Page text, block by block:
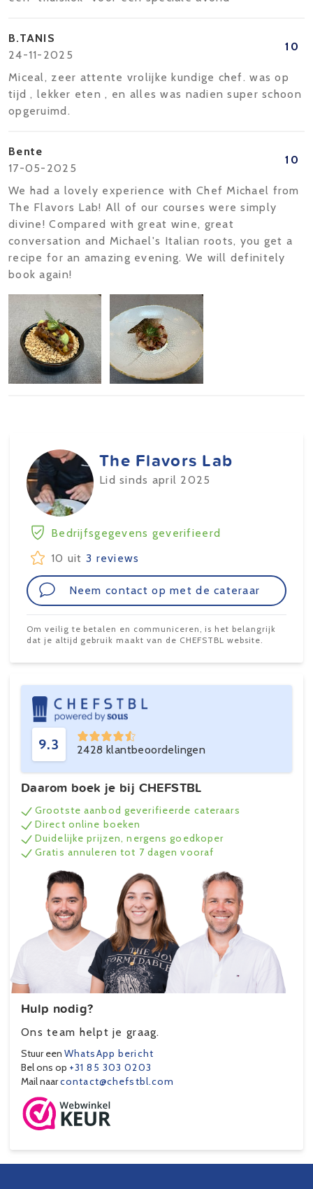
B.TANIS
24-11-2025
10
Miceal, zeer attente vrolijke kundige chef. was op
tijd , lekker eten , en alles was nadien super schoon
opgeruimd.
Bente
17-05-2025
10
We had a lovely experience with Chef Michael from
The Flavors Lab! All of our courses were simply
divine! Compared with great wine, great
conversation and Michael's Italian roots, you get a
recipe for an amazing evening. We will definitely
book again!
The Flavors Lab
Lid sinds april 2025
Bedrijfsgegevens geverifieerd
10 uit 3 reviews
Neem contact op met de cateraar
Om veilig te betalen en communiceren, is het belangrijk
dat je altijd gebruik maakt van de CHEFSTBL website.
9.3 2428 klantbeoordelingen
Daarom boek je bij CHEFSTBL
Grootste aanbod geverifieerde cateraars
Direct online boeken
Duidelijke prijzen, nergens goedkoper
Gratis annuleren tot 7 dagen vooraf
Hulp nodig?
Ons team helpt je graag.
Stuur een WhatsApp bericht
Bel ons op +31 85 303 0203
Mail naarcontact@chefstbl.com